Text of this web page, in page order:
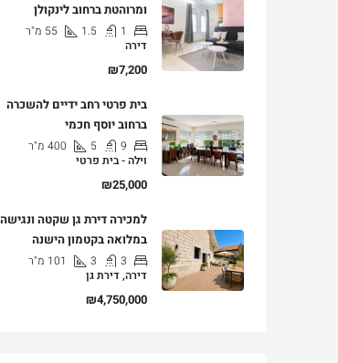
ומרוהטת ברחוב לינקולן
1
1.5
55 מ"ר
דירה
₪7,200
בית פרטי רחב ידיים להשכרה
ברחוב יוסף חכמי
9
5
400 מ"ר
וילה - בית פרטי
₪25,000
למכירה דירת גן שקטה ונגישה
במלואה בקטמון הישנה
3
3
101 מ"ר
דירה, דירת גן
₪4,750,000